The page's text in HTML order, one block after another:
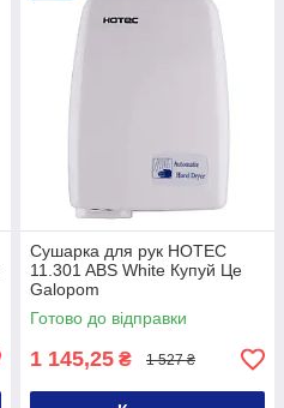
Сушарка для рук HOTEC
11.301 ABS White Купуй Це
Galopom
Готово до відправки
1 145,25 ₴ 1 527 ₴